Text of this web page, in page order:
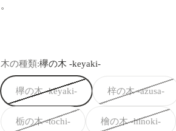
。
木の種類:欅の木 -keyaki-
欅の木 -keyaki- 梓の木 -azusa-
栃の木 -tochi- 檜の木 -hinoki-